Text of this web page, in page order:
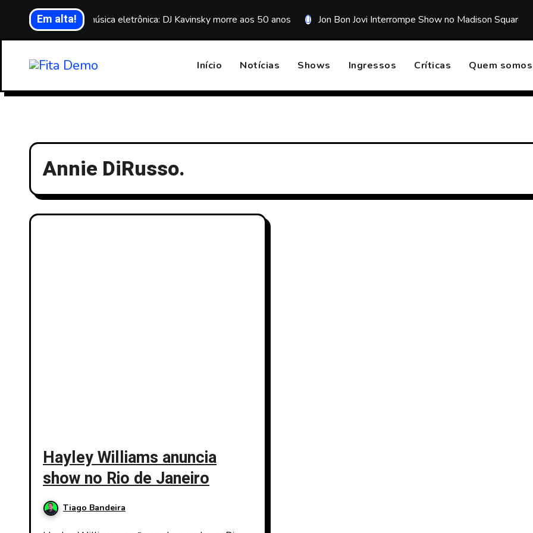
content
Em alta!
Luto na música eletrônica: DJ Kavinsky morre aos 50 anos Jon Bon Jovi Interrompe Show no Madison Square
Início Notícias Shows Ingressos Críticas Quem somos
Annie DiRusso.
Hayley Williams anuncia
show no Rio de Janeiro
Tiago Bandeira